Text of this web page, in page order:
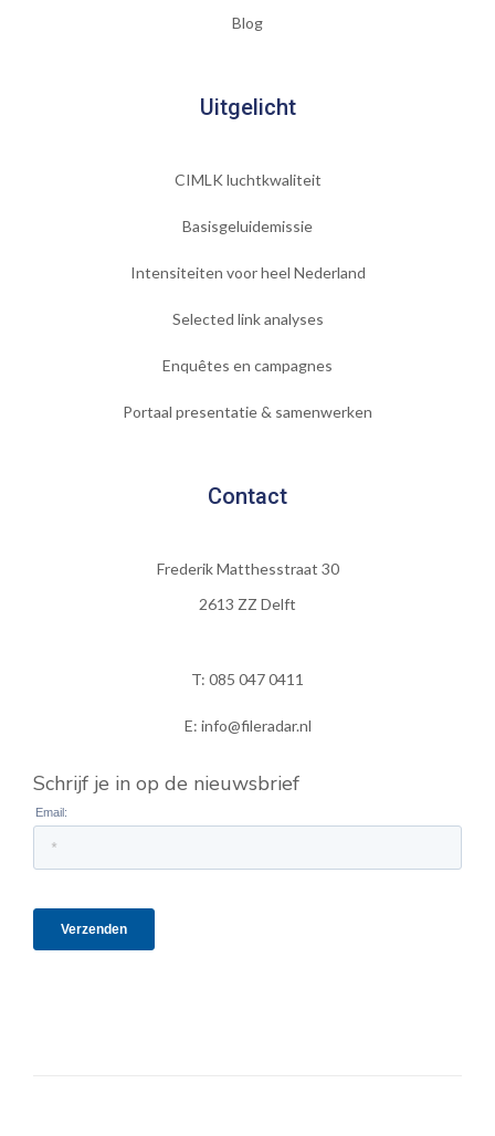
Blog
Uitgelicht
CIMLK luchtkwaliteit
Basisgeluidemissie
Intensiteiten voor heel Nederland
Selected link analyses
Enquêtes en campagnes
Portaal presentatie & samenwerken
Contact
Frederik Matthesstraat 30
2613 ZZ Delft
T: 085 047 0411
E: info@fileradar.nl
Schrijf je in op de nieuwsbrief